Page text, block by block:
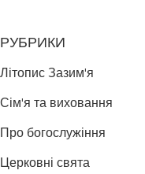
РУБРИКИ
Літопис Зазим'я
Сім'я та виховання
Про богослужіння
Церковні свята